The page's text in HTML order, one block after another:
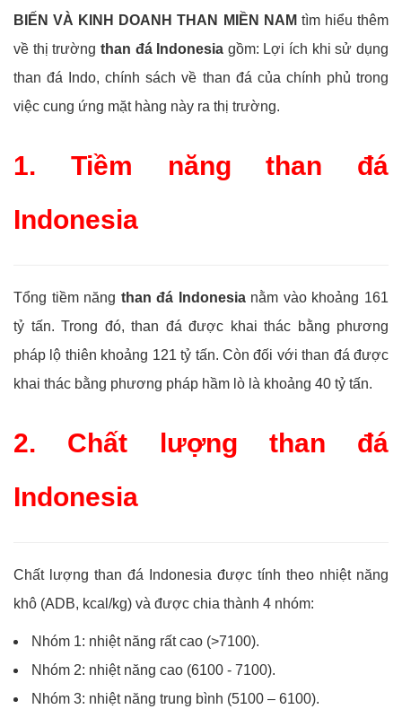
BIẾN VÀ KINH DOANH THAN MIỀN NAM tìm hiểu thêm
về thị trường than đá Indonesia gồm: Lợi ích khi sử dụng
than đá Indo, chính sách về than đá của chính phủ trong
việc cung ứng mặt hàng này ra thị trường.
1. Tiềm năng than đá
Indonesia
Tổng tiềm năng than đá Indonesianằm vào khoảng 161
tỷ tấn. Trong đó, than đá được khai thác bằng phương
pháp lộ thiên khoảng 121 tỷ tấn. Còn đối với than đá được
khai thác bằng phương pháp hầm lò là khoảng 40 tỷ tấn.
2. Chất lượng than đá
Indonesia
Chất lượng than đá Indonesia được tính theo nhiệt năng
khô (ADB, kcal/kg) và được chia thành 4 nhóm:
Nhóm 1: nhiệt năng rất cao (>7100).
Nhóm 2: nhiệt năng cao (6100 - 7100).
Nhóm 3: nhiệt năng trung bình (5100 – 6100).